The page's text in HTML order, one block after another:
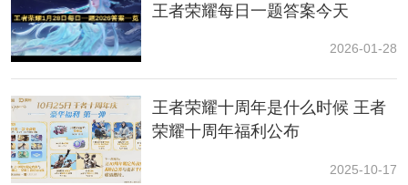
王者荣耀每日一题答案今天
2026-01-28
王者荣耀十周年是什么时候 王者
荣耀十周年福利公布
2025-10-17